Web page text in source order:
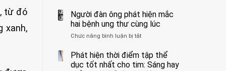
từ đó
xanh,
biết
formaldehyde
kim
loại
ăn
nhiều
bác
cảnh
báo
tác
hại
Người đàn ông phát hiện mắc
hai bệnh ung thư cùng lúc
Chức năng bình luận bị tắtở
đàn
ông
Phát hiện thời điểm tập thể
dục tốt nhất cho tim: Sáng hay